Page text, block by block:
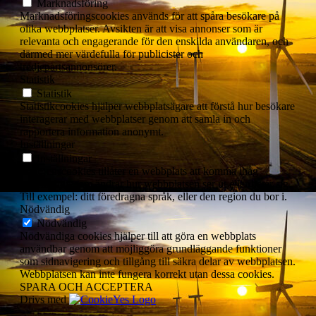
Marknadsföring
Marknadsföringscookies används för att spåra besökare på
olika webbplatser. Avsikten är att visa annonser som är
relevanta och engagerande för den enskilda användaren, och
därmed mer värdefulla för publicister och
tredjepartsannonsörer.
Statistik
Statistik
Statistikcookies hjälper webbplatsägare att förstå hur besökare
interagerar med webbplatser genom att samla in och
rapportera information anonymt.
Inställningar
Inställningar
Preferenscookies tillåter en webbplats att komma ihåg
information som ändrar hur webbplatsen ser ut eller beter sig.
Till exempel: ditt föredragna språk, eller den region du bor i.
Nödvändig
Nödvändig
Nödvändiga cookies hjälper till att göra en webbplats
användbar genom att möjliggöra grundläggande funktioner
som sidnavigering och tillgång till säkra delar av webbplatsen.
Webbplatsen kan inte fungera korrekt utan dessa cookies.
SPARA OCH ACCEPTERA
Drivs med